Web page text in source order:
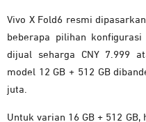
Vivo X Fold6 resmi
beberapa pilihan
dijual seharga CNY 7.999
model 12 GB + 512 GB
juta.
Untuk varian 16 GB + 512